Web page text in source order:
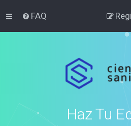
FAQ
Haz Tu